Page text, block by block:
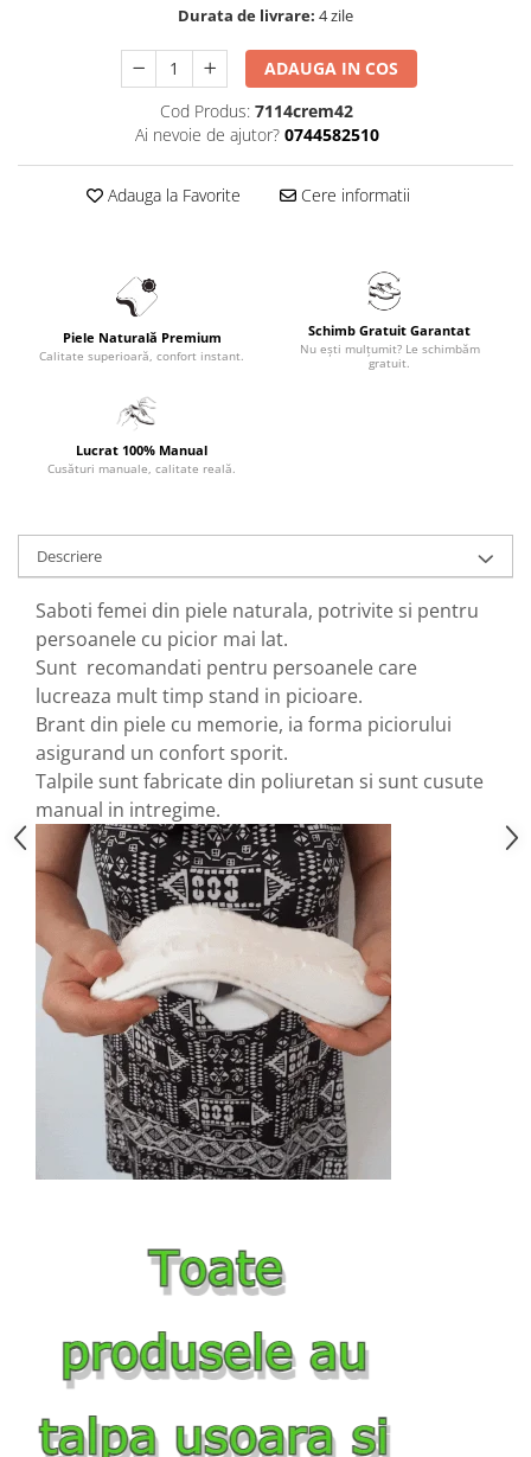
Durata de livrare: 4 zile
ADAUGA IN COS
Cod Produs: 7114crem42
Ai nevoie de ajutor? 0744582510
Adauga la Favorite Cere informatii
Piele Naturală Premium
Calitate superioară, confort instant.
Schimb Gratuit Garantat
Nu ești mulțumit? Le schimbăm
gratuit.
Lucrat 100% Manual
Cusături manuale, calitate reală.
Descriere
Saboti femei din piele naturala, potrivite si pentru
persoanele cu picior mai lat.
Sunt recomandati pentru persoanele care
lucreaza mult timp stand in picioare.
Brant din piele cu memorie, ia forma piciorului
asigurand un confort sporit.
Talpile sunt fabricate din poliuretan si sunt cusute
manual in intregime.